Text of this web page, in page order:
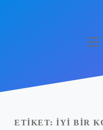
Yasal Uyarı
ETIKET: İYI BIR